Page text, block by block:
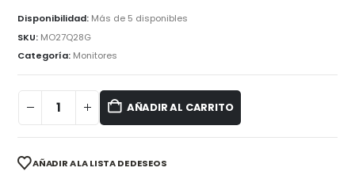
Disponibilidad: Más de 5 disponibles
SKU: MO27Q28G
Categoría: Monitores
AÑADIR AL CARRITO
AÑADIR A LA LISTA DE DESEOS